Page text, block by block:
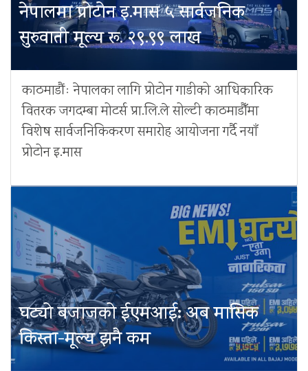
नेपालमा प्रोटोन इ.मास ५ सार्वजनिक
सुरुवाती मूल्य रू. २९.९९ लाख
काठमाडौंः नेपालका लागि प्रोटोन गाडीको आधिकारिक
वितरक जगदम्बा मोटर्स प्रा.लि.ले सोल्टी काठमाडौँमा
विशेष सार्वजनिकिकरण समारोह आयोजना गर्दै नयाँ
प्रोटोन इ.मास
घट्यो बजाजको ईएमआई: अब मासिक
किस्ता-मूल्य झनै कम